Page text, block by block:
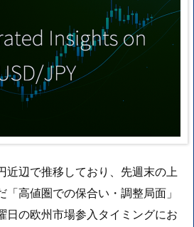
近辺で推移しており、先週末の上
高値圏での保合い・調整局面」
日の欧州市場参入タイミングにお